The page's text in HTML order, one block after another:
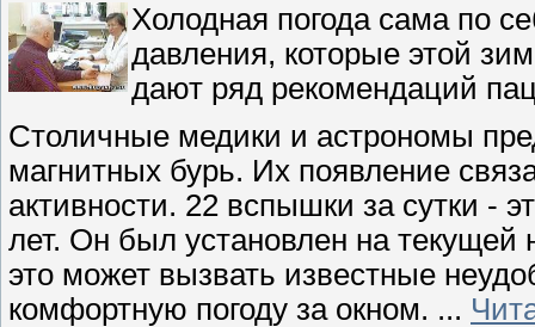
Холодная погода сама по
давления, которые этой
дают ряд рекомендаций
Столичные медики и астрономы
магнитных бурь. Их появление
активности. 22 вспышки за сутки -
лет. Он был установлен на
это может вызвать известные
комфортную погоду за окном. ...